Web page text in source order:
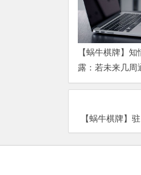
【蜗牛棋牌】知
露：若未来几周
热 沃什准备好
【蜗牛棋牌】驻